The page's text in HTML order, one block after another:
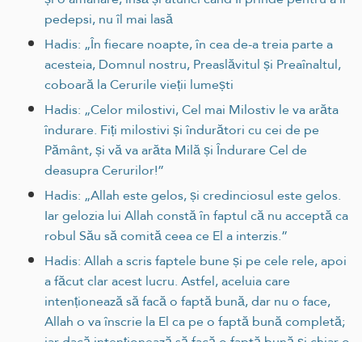
pedepsi, nu îl mai lasă
Hadis: „În fiecare noapte, în cea de-a treia parte a
acesteia, Domnul nostru, Preaslăvitul și Preaînaltul,
coboară la Cerurile vieții lumești
Hadis: „Celor milostivi, Cel mai Milostiv le va arăta
îndurare. Fiți milostivi și îndurători cu cei de pe
Pământ, și vă va arăta Milă și Îndurare Cel de
deasupra Cerurilor!”
Hadis: „Allah este gelos, și credinciosul este gelos.
Iar gelozia lui Allah constă în faptul că nu acceptă ca
robul Său să comită ceea ce El a interzis.”
Hadis: Allah a scris faptele bune și pe cele rele, apoi
a făcut clar acest lucru. Astfel, aceluia care
intenționează să facă o faptă bună, dar nu o face,
Allah o va înscrie la El ca pe o faptă bună completă;